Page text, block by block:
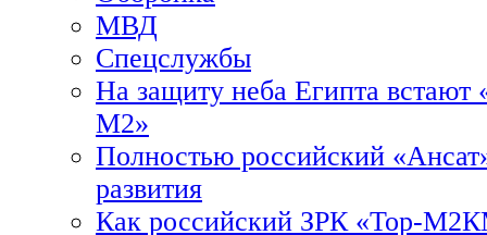
МВД
Спецслужбы
На защиту неба Египта встают
М2»
Полностью российский
развития
Как российский ЗРК «Тор-